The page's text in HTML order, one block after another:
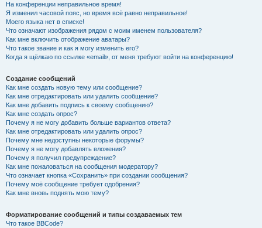
На конференции неправильное время!
Я изменил часовой пояс, но время всё равно неправильное!
Моего языка нет в списке!
Что означают изображения рядом с моим именем пользователя?
Как мне включить отображение аватары?
Что такое звание и как я могу изменить его?
Когда я щёлкаю по ссылке «email», от меня требуют войти на конференцию!
Создание сообщений
Как мне создать новую тему или сообщение?
Как мне отредактировать или удалить сообщение?
Как мне добавить подпись к своему сообщению?
Как мне создать опрос?
Почему я не могу добавить больше вариантов ответа?
Как мне отредактировать или удалить опрос?
Почему мне недоступны некоторые форумы?
Почему я не могу добавлять вложения?
Почему я получил предупреждение?
Как мне пожаловаться на сообщения модератору?
Что означает кнопка «Сохранить» при создании сообщения?
Почему моё сообщение требует одобрения?
Как мне вновь поднять мою тему?
Форматирование сообщений и типы создаваемых тем
Что такое BBCode?